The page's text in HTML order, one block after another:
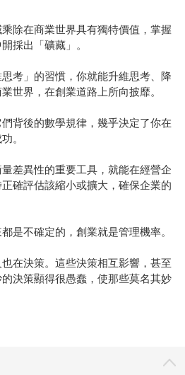
除在商業世界具有獨特價值，掌握
採出「礦藏」。
考」的習慣，你就能升維思考、降
世界，在創業道路上所向披靡。
背後的數學規律，幾乎決定了你在
。
差異性的重要工具，就能在經營企
確評估該縮小或擴大，確保企業的
是不確定的，創業就是管理機率。
在決策。這些決策相互影響，甚至
決策顯得很愚蠢，使那些莫名其妙